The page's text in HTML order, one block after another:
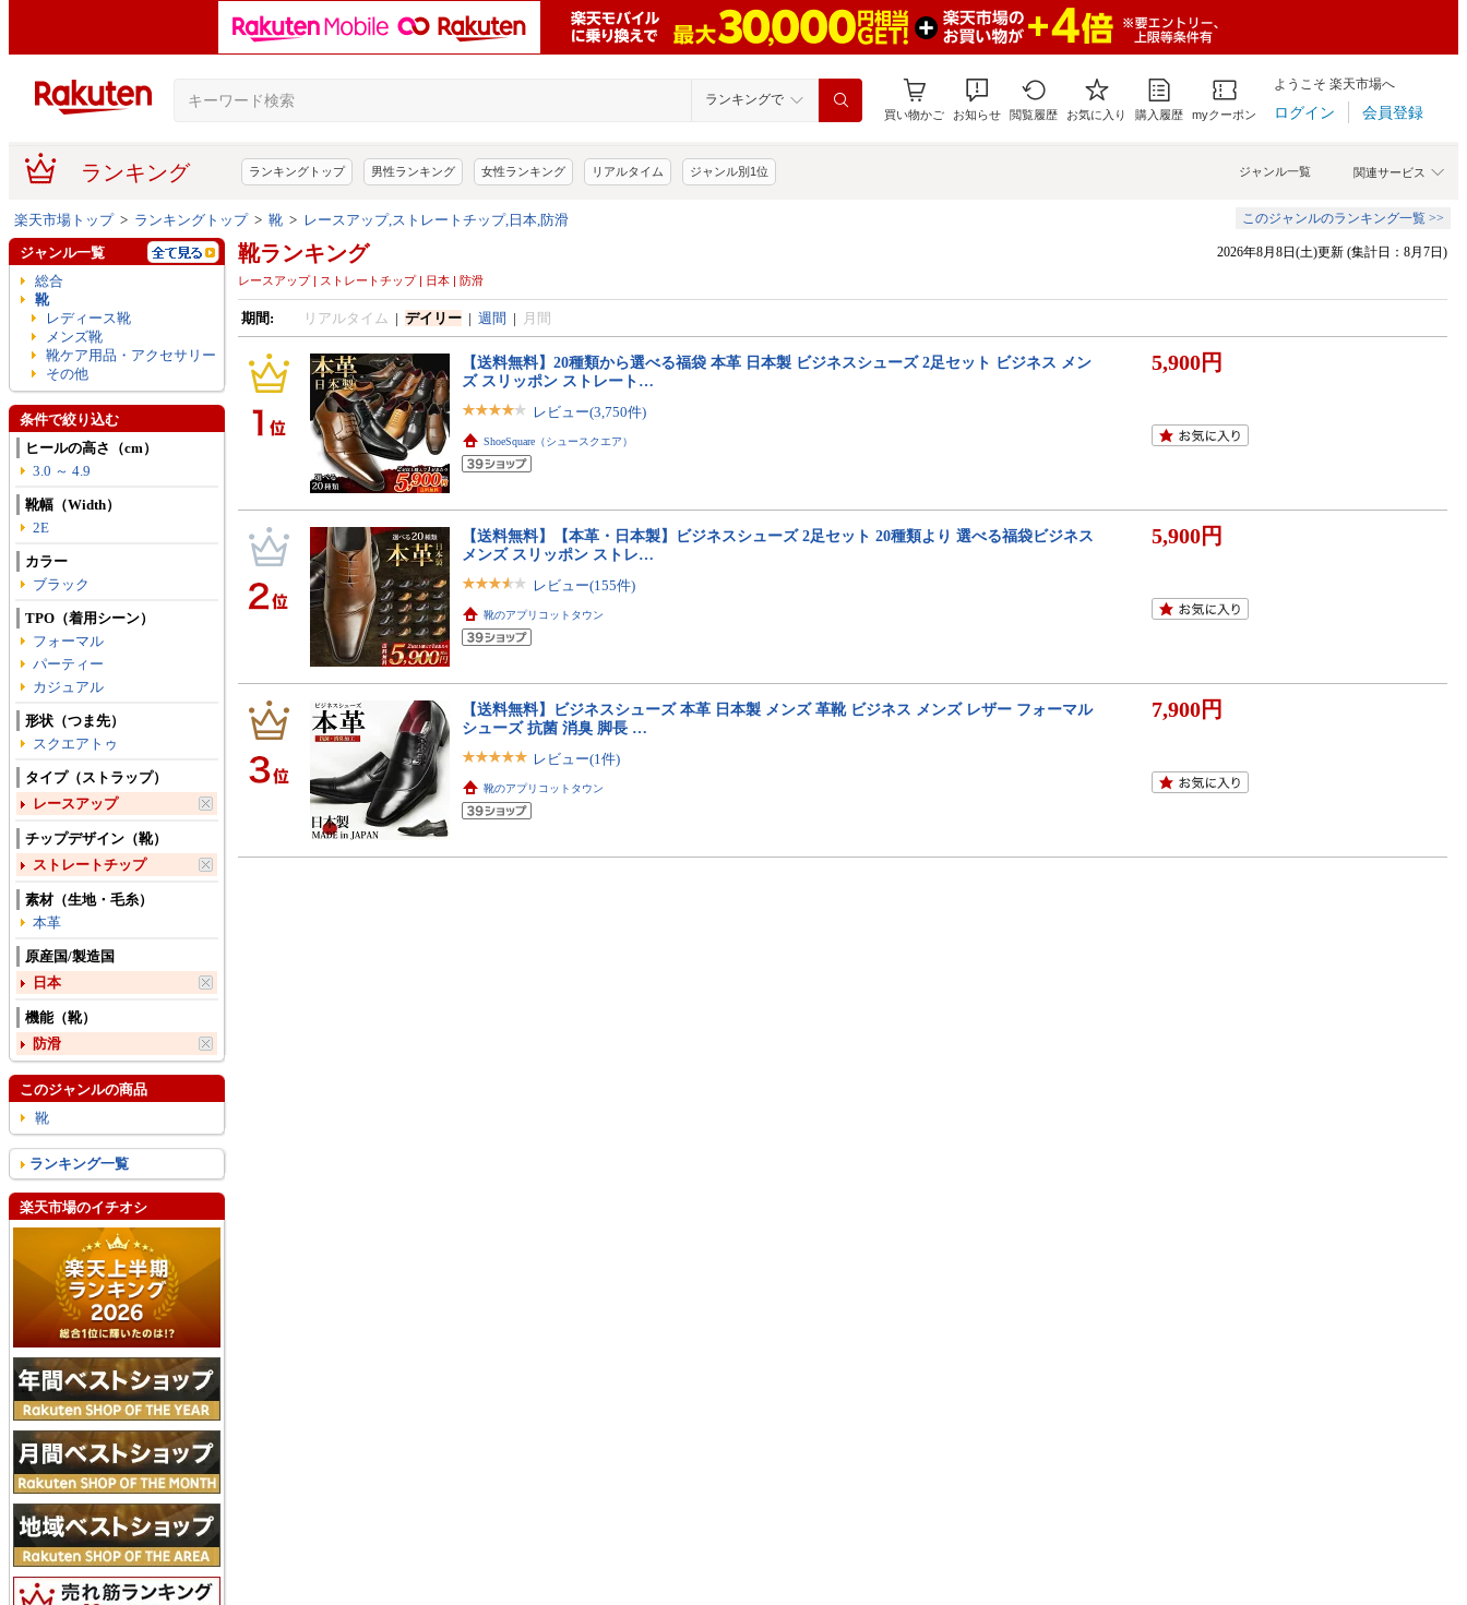
ランキングで
買い物かご お知らせ 閲覧履歴 お気に入り 購入履歴 myクーポン
ようこそ 楽天市場へ
ログイン 会員登録
ランキング 関連サービス
ジャンル一覧
ランキングトップ 男性ランキング 女性ランキング リアルタイム ジャンル別1位
楽天市場トップ> ランキングトップ> 靴 > レースアップ,ストレートチップ,日本,防滑 このジャンルのランキング一覧 >>
靴ランキング
レースアップ | ストレートチップ | 日本 | 防滑
2026年8月8日(土)更新 (集計日：8月7日)
期間: リアルタイム | デイリー| 週間 | 月間
【送料無料】20種類から選べる福袋 本革 日本製 ビジネスシューズ 2足セット ビジネス メン
ズ スリッポン ストレート…
レビュー(3,750件)
ShoeSquare（シュースクエア）
5,900円
【送料無料】【本革・日本製】ビジネスシューズ 2足セット 20種類より 選べる福袋ビジネス
メンズ スリッポン ストレ…
レビュー(155件)
靴のアプリコットタウン
5,900円
【送料無料】ビジネスシューズ 本革 日本製 メンズ 革靴 ビジネス メンズ レザー フォーマル
シューズ 抗菌 消臭 脚長 …
レビュー(1件)
靴のアプリコットタウン
7,900円
ジャンル一覧
総合
靴
レディース靴
メンズ靴
靴ケア用品・アクセサリー
その他
条件で絞り込む
ヒールの高さ（cm）
3.0 ～ 4.9
靴幅（Width）
2E
カラー
ブラック
TPO（着用シーン）
フォーマル
パーティー
カジュアル
形状（つま先）
スクエアトゥ
タイプ（ストラップ）
レースアップ
チップデザイン（靴）
ストレートチップ
素材（生地・毛糸）
本革
原産国/製造国
日本
機能（靴）
防滑
このジャンルの商品
靴
ランキング一覧
楽天市場のイチオシ